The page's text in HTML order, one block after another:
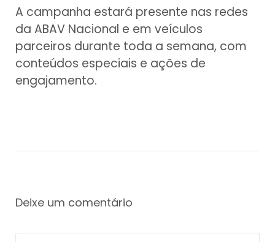
A campanha estará presente nas redes
da ABAV Nacional e em veículos
parceiros durante toda a semana, com
conteúdos especiais e ações de
engajamento.
Deixe um comentário